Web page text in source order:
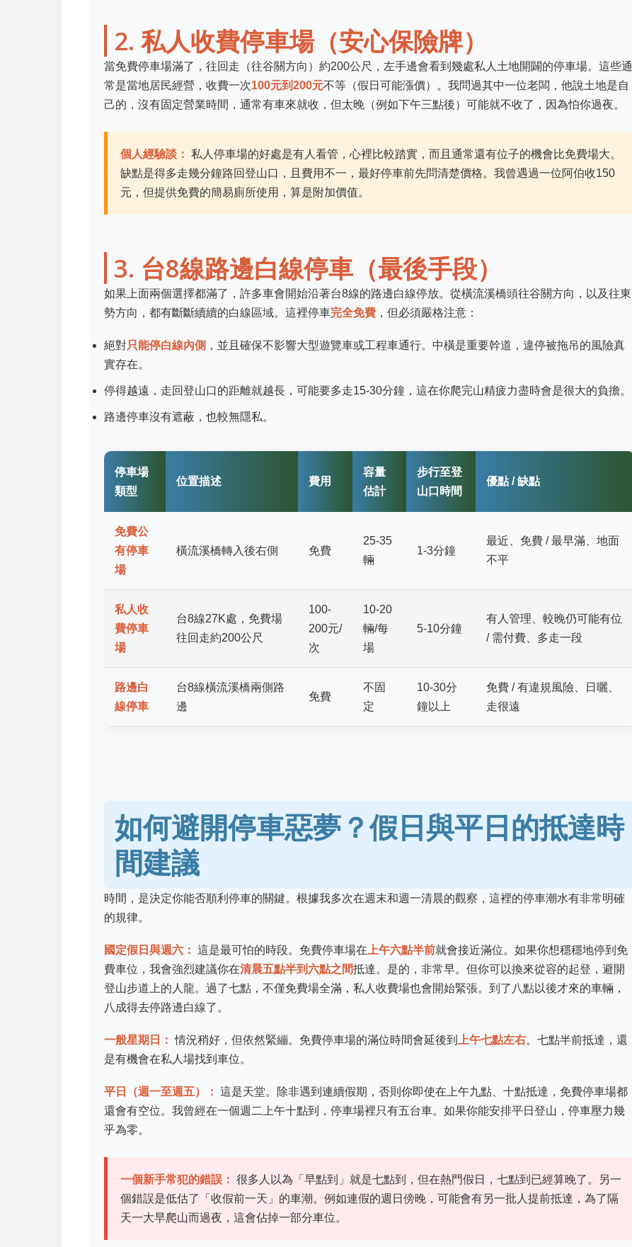
2. 私人收費停車場（安心保險牌）
當免費停車場滿了，往回走（往谷關方向）約200公尺，左手邊會看到幾處私人土地開闢的停車場。這些通
常是當地居民經營，收費一次100元到200元不等（假日可能漲價）。我問過其中一位老闆，他說土地是自
己的，沒有固定營業時間，通常有車來就收，但太晚（例如下午三點後）可能就不收了，因為怕你過夜。
個人經驗談： 私人停車場的好處是有人看管，心裡比較踏實，而且通常還有位子的機會比免費場大。
缺點是得多走幾分鐘路回登山口，且費用不一，最好停車前先問清楚價格。我曾遇過一位阿伯收150
元，但提供免費的簡易廁所使用，算是附加價值。
3. 台8線路邊白線停車（最後手段）
如果上面兩個選擇都滿了，許多車會開始沿著台8線的路邊白線停放。從橫流溪橋頭往谷關方向，以及往東
勢方向，都有斷斷續續的白線區域。這裡停車完全免費 ，但必須嚴格注意：
絕對只能停白線內側 ，並且確保不影響大型遊覽車或工程車通行。中橫是重要幹道，違停被拖吊的風險真
實存在。
停得越遠，走回登山口的距離就越長，可能要多走15-30分鐘，這在你爬完山精疲力盡時會是很大的負擔。
路邊停車沒有遮蔽，也較無隱私。
停車場
類型
位置描述 費用
容量
估計
步行至登
山口時間
優點 / 缺點
免費公
有停車
場
橫流溪橋轉入後右側 免費
25-35
輛
1-3分鐘
最近、免費 / 最早滿、地面
不平
私人收
費停車
場
台8線27K處，免費場
往回走約200公尺
100-
200元/
次
10-20
輛/每
場
5-10分鐘
有人管理、較晚仍可能有位
/ 需付費、多走一段
路邊白
線停車
台8線橫流溪橋兩側路
邊
免費
不固
定
10-30分
鐘以上
免費 / 有違規風險、日曬、
走很遠
如何避開停車惡夢？假日與平日的抵達時
間建議
時間，是決定你能否順利停車的關鍵。根據我多次在週末和週一清晨的觀察，這裡的停車潮水有非常明確
的規律。
國定假日與週六： 這是最可怕的時段。免費停車場在 上午六點半前就會接近滿位。如果你想穩穩地停到免
費車位，我會強烈建議你在清晨五點半到六點之間抵達。是的，非常早。但你可以換來從容的起登，避開
登山步道上的人龍。過了七點，不僅免費場全滿，私人收費場也會開始緊張。到了八點以後才來的車輛，
八成得去停路邊白線了。
一般星期日： 情況稍好，但依然緊繃。免費停車場的滿位時間會延後到 上午七點左右。七點半前抵達，還
是有機會在私人場找到車位。
平日（週一至週五）： 這是天堂。除非遇到連續假期，否則你即使在上午九點、十點抵達，免費停車場都
還會有空位。我曾經在一個週二上午十點到，停車場裡只有五台車。如果你能安排平日登山，停車壓力幾
乎為零。
一個新手常犯的錯誤： 很多人以為「早點到」就是七點到，但在熱門假日，七點到已經算晚了。另一
個錯誤是低估了「收假前一天」的車潮。例如連假的週日傍晚，可能會有另一批人提前抵達，為了隔
天一大早爬山而過夜，這會佔掉一部分車位。